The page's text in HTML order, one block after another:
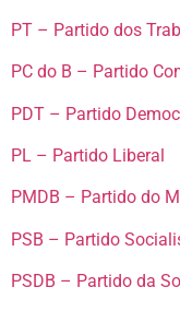
PT – Partido dos
PC do B – Partido
PDT – Partido
PL – Partido Liberal
PMDB – Partido do
PSB – Partido
PSDB – Partido da